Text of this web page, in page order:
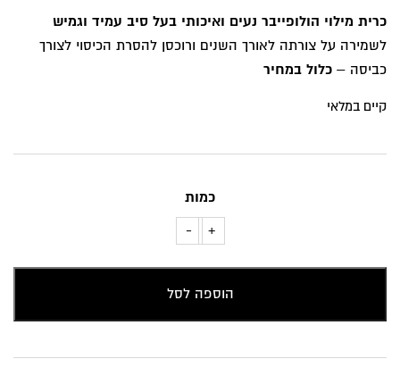
היה:
₪159.
הוא:
₪129.
כרית מילוי הולופייבר נעים ואיכותי בעל סיב עמיד וגמיש
לשמירה על צורתה לאורך השנים ורוכסן להסרת הכיסוי לצורך
כביסה – כלול במחיר
קיים במלאי
כמות
+
כמות
של
כרית
נוי
-
הוספה לסל